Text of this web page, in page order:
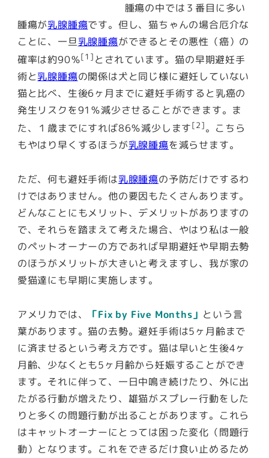
腫瘍の中では３番目に多い
腫瘍が乳腺腫瘍です。但し、猫ちゃんの場合厄介な
ことに、一旦乳腺腫瘍ができるとその悪性（癌）の
確率は約90％[1] とされています。猫の早期避妊手
術と乳腺腫瘍の関係は犬と同じ様に避妊していない
猫と比べ、生後6ヶ月までに避妊手術すると乳癌の
発生リスクを91％減少させることができます。ま
た、１歳までにすれば86％減少します[2]。こちら
もやはり早くするほうが乳腺腫瘍を減らせます。
ただ、何も避妊手術は乳腺腫瘍の予防だけでするわ
けではありません。他の要因もたくさんあります。
どんなことにもメリット、デメリットがありますの
で、それらを踏まえて考えた場合、やはり私は一般
のペットオーナーの方であれば早期避妊や早期去勢
のほうがメリットが大きいと考えますし、我が家の
愛猫達にも早期に実施します。
アメリカでは、 「Fix by Five Months」 という言
葉があります。猫の去勢。避妊手術は5ヶ月齢まで
に済ませるという考え方です。猫は早いと生後4ヶ
月齢、少なくとも5ヶ月齢から妊娠することができ
ます。それに伴って、一日中鳴き続けたり、外に出
たがる行動が増えたり、雄猫がスプレー行動をした
りと多くの問題行動が出ることがあります。これら
はキャットオーナーにとっては困った変化（問題行
動）となります。これをできるだけ食い止めるため